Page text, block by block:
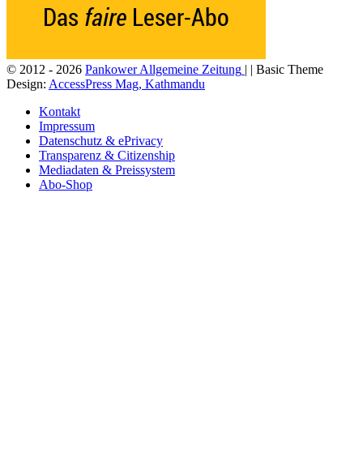
© 2012 - 2026 Pankower Allgemeine Zeitung | | Basic Theme
Design: AccessPress Mag, Kathmandu
Kontakt
Impressum
Datenschutz & ePrivacy
Transparenz & Citizenship
Mediadaten & Preissystem
Abo-Shop